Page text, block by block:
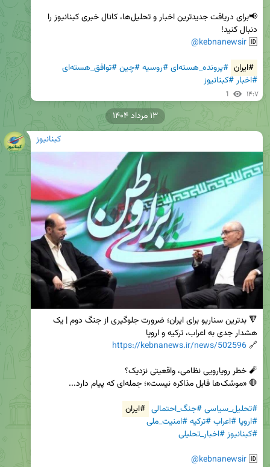
🆔
@kebnanewsir
#ایران #پرونده_هسته‌ای #روسیه#چین#توافق_هسته‌ای
#اخبار#کبنانیوز
1 ۱۴:۷
کبنانیوز
🔗
https://kebnanews.ir/news/502596
#تحلیل_سیاسی#جنگ_احتمالی #ایران
#اروپا #اعراب#ترکیه#امنیت_ملی
#کبنانیوز#اخبار_تحلیلی
🆔
@kebnanewsir
۱۳ مرداد ۱۴۰۴